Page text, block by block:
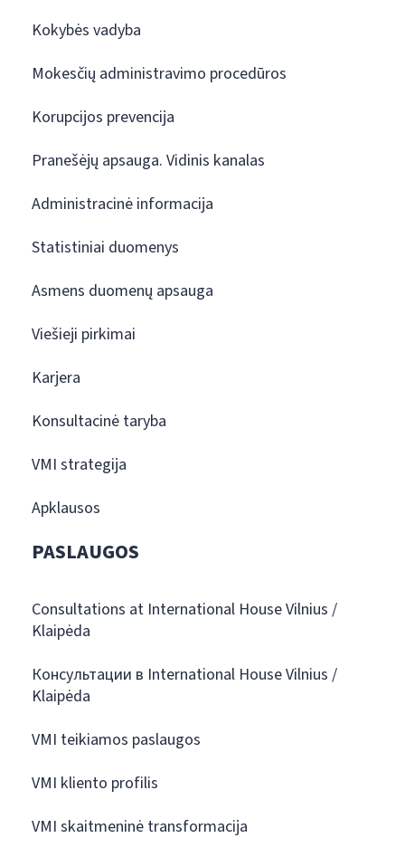
Kokybės vadyba
Mokesčių administravimo procedūros
Korupcijos prevencija
Pranešėjų apsauga. Vidinis kanalas
Administracinė informacija
Statistiniai duomenys
Asmens duomenų apsauga
Viešieji pirkimai
Karjera
Konsultacinė taryba
VMI strategija
Apklausos
PASLAUGOS
Consultations at International House Vilnius /
Klaipėda
Консультации в International House Vilnius /
Klaipėda
VMI teikiamos paslaugos
VMI kliento profilis
VMI skaitmeninė transformacija